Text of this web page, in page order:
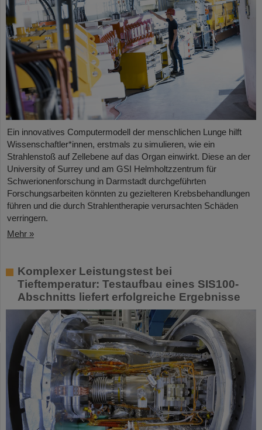
Ein innovatives Computermodell der menschlichen Lunge hilft
Wissenschaftler*innen, erstmals zu simulieren, wie ein
Strahlenstoß auf Zellebene auf das Organ einwirkt. Diese an der
University of Surrey und am GSI Helmholtzzentrum für
Schwerionenforschung in Darmstadt durchgeführten
Forschungsarbeiten könnten zu gezielteren Krebsbehandlungen
führen und die durch Strahlentherapie verursachten Schäden
verringern.
Mehr »
Komplexer Leistungstest bei
Tieftemperatur: Testaufbau eines SIS100-
Abschnitts liefert erfolgreiche Ergebnisse